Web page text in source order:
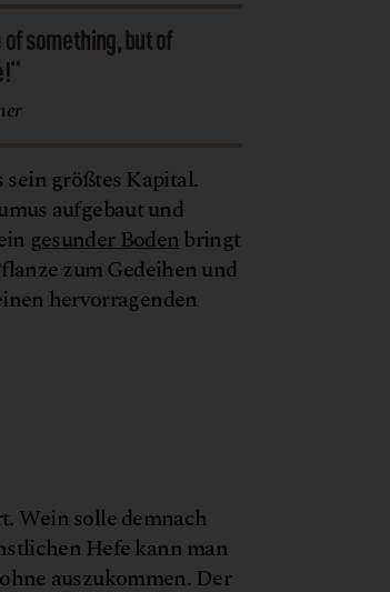
something, but of
sein größtes Kapital.
aufgebaut und
gesunder Bodenbringt
zum Gedeihen und
hervorragenden
Wein solle demnach
Hefe kann man
auszukommen. Der